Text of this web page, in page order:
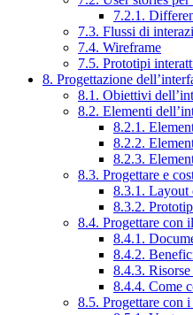
7.2.1.
7.3. Flussi di
7.4. Wireframe
7.5. Prototipi
8. Progettazione
8.1. Obiettivi
8.2. Elementi
8.2.1.
8.2.2.
8.2.3.
8.3. Progettare e
8.3.1. Layout
8.3.2.
8.4. Progettare con
8.4.1.
8.4.2.
8.4.3.
8.4.4. Come
8.5. Progettare con